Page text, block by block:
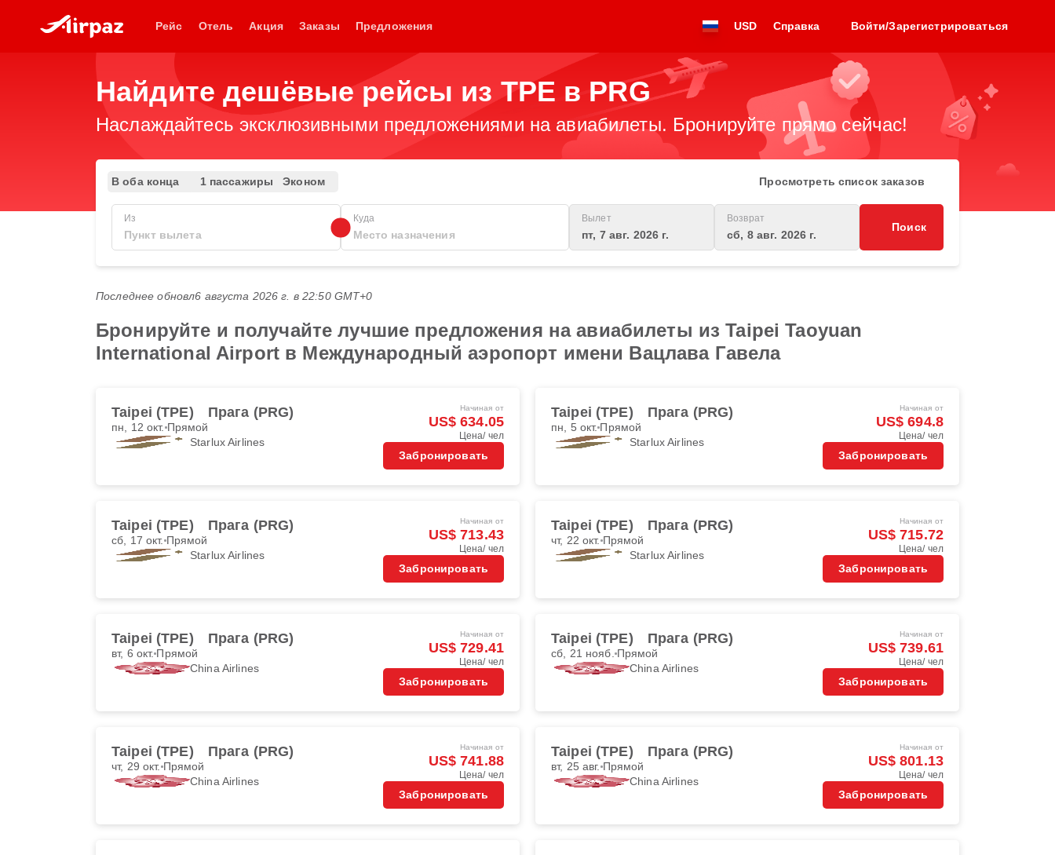
Рейс Отель Акция Заказы Предложения USD Справка Войти/Зарегистрироваться
Найдите дешёвые рейсы из TPE в PRG
Наслаждайтесь эксклюзивными предложениями на авиабилеты. Бронируйте прямо сейчас!
В оба конца 1 пассажиры Эконом Просмотреть список заказов
Из Куда Вылет
пт, 7 авг. 2026 г.
Возврат
сб, 8 авг. 2026 г.
Поиск
Последнее обновл6 августа 2026 г. в 22:50 GMT+0
Бронируйте и получайте лучшие предложения на авиабилеты из Taipei Taoyuan
International Airport в Международный аэропорт имени Вацлава Гавела
Taipei (TPE) Прага (PRG)
пн, 12 окт. Прямой
Starlux Airlines
Начиная от
US$ 634.05
Цена/ чел
Забронировать
Taipei (TPE) Прага (PRG)
пн, 5 окт. Прямой
Starlux Airlines
Начиная от
US$ 694.8
Цена/ чел
Забронировать
Taipei (TPE) Прага (PRG)
сб, 17 окт. Прямой
Starlux Airlines
Начиная от
US$ 713.43
Цена/ чел
Забронировать
Taipei (TPE) Прага (PRG)
чт, 22 окт. Прямой
Starlux Airlines
Начиная от
US$ 715.72
Цена/ чел
Забронировать
Taipei (TPE) Прага (PRG)
вт, 6 окт. Прямой
China Airlines
Начиная от
US$ 729.41
Цена/ чел
Забронировать
Taipei (TPE) Прага (PRG)
сб, 21 нояб. Прямой
China Airlines
Начиная от
US$ 739.61
Цена/ чел
Забронировать
Taipei (TPE) Прага (PRG)
чт, 29 окт. Прямой
China Airlines
Начиная от
US$ 741.88
Цена/ чел
Забронировать
Taipei (TPE) Прага (PRG)
вт, 25 авг. Прямой
China Airlines
Начиная от
US$ 801.13
Цена/ чел
Забронировать